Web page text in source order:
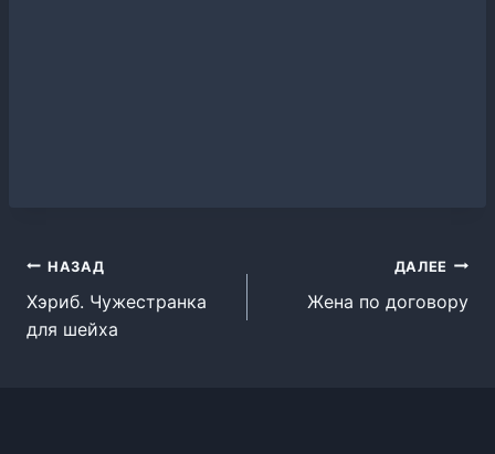
Навигация
по
НАЗАД
Хэриб. Чужестранка
для шейха
ДАЛЕЕ
Жена по договору